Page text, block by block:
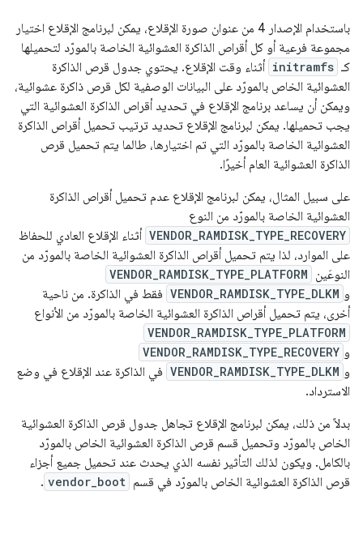
باستخدام الإصدار 4 من عنوان صورة الإقلاع، يمكن لبرنامج الإقلاع اختيار
مجموعة فرعية أو كل أقراص الذاكرة العشوائية الخاصة بالمورّد لتحميلها
كـ initramfs أثناء وقت الإقلاع. يحتوي جدول قرص الذاكرة
العشوائية الخاص بالمورّد على البيانات الوصفية لكل قرص ذاكرة عشوائية،
ويمكن أن يساعد برنامج الإقلاع في تحديد أقراص الذاكرة العشوائية التي
يجب تحميلها. يمكن لبرنامج الإقلاع تحديد ترتيب تحميل أقراص الذاكرة
العشوائية الخاصة بالمورّد التي تم اختيارها، طالما يتم تحميل قرص
الذاكرة العشوائية العام أخيرًا.
على سبيل المثال، يمكن لبرنامج الإقلاع عدم تحميل أقراص الذاكرة
العشوائية الخاصة بالمورّد من النوع
VENDOR_RAMDISK_TYPE_RECOVERY أثناء الإقلاع العادي للحفاظ
على الموارد، لذا يتم تحميل أقراص الذاكرة العشوائية الخاصة بالمورّد من
النوعَين VENDOR_RAMDISK_TYPE_PLATFORM
و VENDOR_RAMDISK_TYPE_DLKM فقط في الذاكرة. من ناحية
أخرى، يتم تحميل أقراص الذاكرة العشوائية الخاصة بالمورّد من الأنواع
VENDOR_RAMDISK_TYPE_PLATFORM
و VENDOR_RAMDISK_TYPE_RECOVERY
و VENDOR_RAMDISK_TYPE_DLKM في الذاكرة عند الإقلاع في وضع
الاسترداد.
بدلاً من ذلك، يمكن لبرنامج الإقلاع تجاهل جدول قرص الذاكرة العشوائية
الخاص بالمورّد وتحميل قسم قرص الذاكرة العشوائية الخاص بالمورّد
بالكامل. ويكون لذلك التأثير نفسه الذي يحدث عند تحميل جميع أجزاء
قرص الذاكرة العشوائية الخاص بالمورّد في قسم vendor_boot
.